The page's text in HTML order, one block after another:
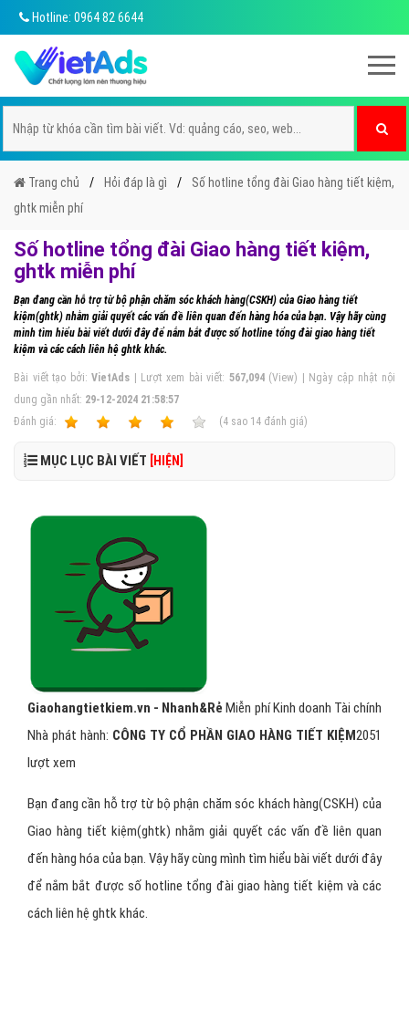
Hotline: 0964 82 6644
Trang chủ Hỏi đáp là gì
Số hotline tổng đài Giao hàng tiết kiệm,
ghtk miễn phí
Số hotline tổng đài Giao hàng tiết kiệm,
ghtk miễn phí
Bạn đang cần hỗ trợ từ bộ phận chăm sóc khách hàng(CSKH) của Giao hàng tiết
kiệm(ghtk) nhằm giải quyết các vấn đề liên quan đến hàng hóa của bạn. Vậy hãy cùng
mình tìm hiểu bài viết dưới đây để nắm bắt được số hotline tổng đài giao hàng tiết
kiệm và các cách liên hệ ghtk khác.
Bài viết tạo bởi:VietAds | Lượt xem bài viết: 567,094(View) | Ngày cập nhật nội
dung gần nhất: 29-12-2024 21:58:57
Ðánh giá:
(4 sao 14 đánh giá)
MỤC LỤC BÀI VIẾT [HIỆN]
Giaohangtietkiem.vn - Nhanh&RẻMiễn phíKinh doanh Tài chính
Nhà phát hành: CÔNG TY CỔ PHẦN GIAO HÀNG TIẾT KIỆM2051
lượt xem
Bạn đang cần hỗ trợ từ bộ phận chăm sóc khách hàng(CSKH) của
Giao hàng tiết kiệm(ghtk) nhằm giải quyết các vấn đề liên quan
đến hàng hóa của bạn. Vậy hãy cùng mình tìm hiểu bài viết dưới đây
để nắm bắt được số hotline tổng đài giao hàng tiết kiệm và các
cách liên hệ ghtk khác.